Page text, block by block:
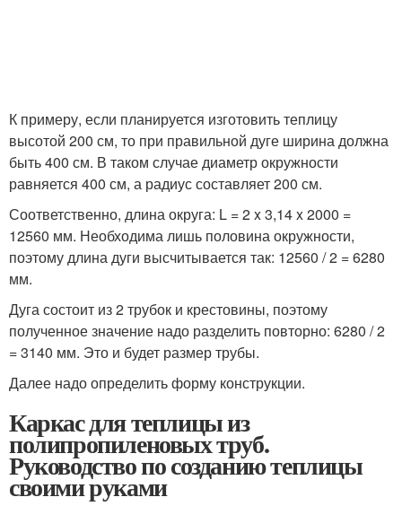
К примеру, если планируется изготовить теплицу
высотой 200 см, то при правильной дуге ширина должна
быть 400 см. В таком случае диаметр окружности
равняется 400 см, а радиус составляет 200 см.
Соответственно, длина округа: L = 2 x 3,14 x 2000 =
12560 мм. Необходима лишь половина окружности,
поэтому длина дуги высчитывается так: 12560 / 2 = 6280
мм.
Дуга состоит из 2 трубок и крестовины, поэтому
полученное значение надо разделить повторно: 6280 / 2
= 3140 мм. Это и будет размер трубы.
Далее надо определить форму конструкции.
Каркас для теплицы из
полипропиленовых труб.
Руководство по созданию теплицы
своими руками